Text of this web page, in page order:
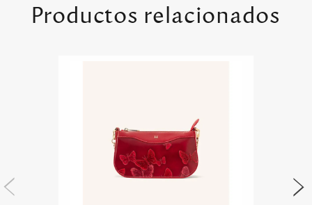
Productos relacionados